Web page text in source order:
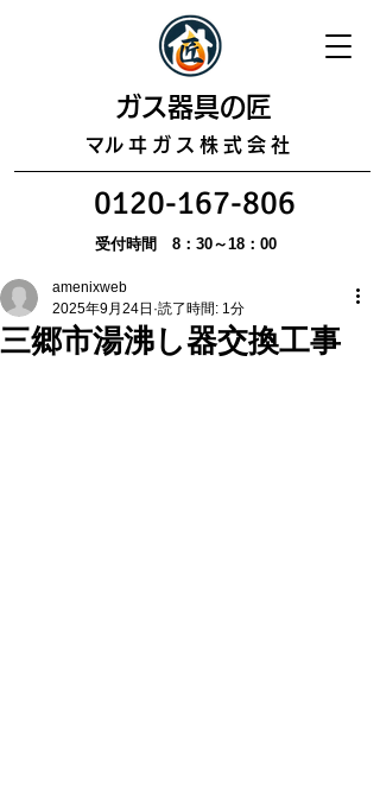
​ガス器具の匠
​マルヰガス株式会社
0120-167-806
受付時間 8：30～18：00
三郷市湯沸し器交換工事
amenixweb
2025年9月24日 読了時間: 1分